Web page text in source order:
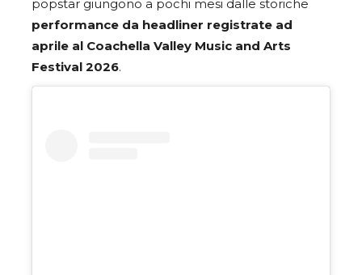
popstar giungono a pochi mesi dalle storiche
performance da headliner registrate ad
aprile al Coachella Valley Music and Arts
Festival 2026.